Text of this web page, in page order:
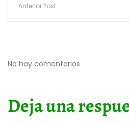
Anterior Post
No hay comentarios
Deja una